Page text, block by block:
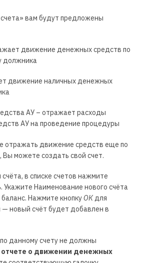
вам будут предложены
движение денежных средств по
должника
движение наличных денежных
АУ – отражает расходы
АУ на проведение процедуры
отражать движение средств еще по
Вы можете создать свой счет.
в списке счетов нажмите
. Укажите Наименование нового счёта
Нажмите кнопкуОКдля
новый счёт будет добавлен в
данному счету не должны
отчете о движении денежных